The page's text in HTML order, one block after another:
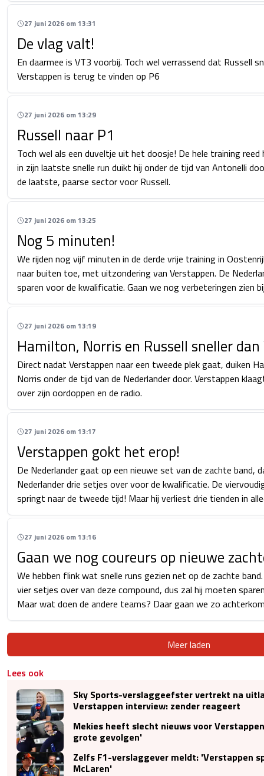
27 juni 2026 om 13:31
De vlag valt!
En daarmee is VT3 voorbij. Toch wel verrassend dat Russell
Verstappen is terug te vinden op P6
27 juni 2026 om 13:29
Russell naar P1
Toch wel als een duveltje uit het doosje! De hele training
in zijn laatste snelle run duikt hij onder de tijd van Antonelli
de laatste, paarse sector voor Russell.
27 juni 2026 om 13:25
Nog 5 minuten!
We rijden nog vijf minuten in de derde vrije training in
naar buiten toe, met uitzondering van Verstappen. De
sparen voor de kwalificatie. Gaan we nog verbeteringen zien
27 juni 2026 om 13:19
Hamilton, Norris en Russell sneller
Direct nadat Verstappen naar een tweede plek gaat, duiken
Norris onder de tijd van de Nederlander door. Verstappen
over zijn oordoppen en de radio.
27 juni 2026 om 13:17
Verstappen gokt het erop!
De Nederlander gaat op een nieuwe set van de zachte band,
Nederlander drie setjes over voor de kwalificatie. De
springt naar de tweede tijd! Maar hij verliest drie tienden in
27 juni 2026 om 13:16
Gaan we nog coureurs op nieuwe
We hebben flink wat snelle runs gezien net op de zachte
vier setjes over van deze compound, dus zal hij moeten
Maar wat doen de andere teams? Daar gaan we zo
Meer laden
Lees ook
Sky Sports-verslaggeefster vertrekt na
Verstappen interview: zender reageert
Mekies heeft slecht nieuws voor
grote gevolgen'
Zelfs F1-verslaggever meldt: 'Verstappen
McLaren'